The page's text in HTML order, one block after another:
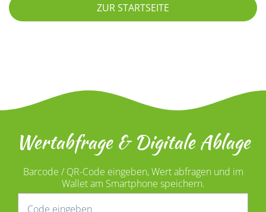
ZUR STARTSEITE
Wertabfrage & Digitale Ablage
Barcode / QR-Code eingeben, Wert abfragen und im
Wallet am Smartphone speichern.